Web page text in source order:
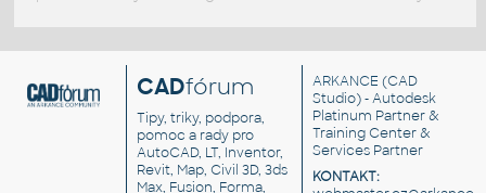
CADfórum
Tipy, triky, podpora,
pomoc a rady pro
AutoCAD, LT, Inventor,
Revit, Map, Civil 3D, 3ds
Max, Fusion, Forma,
ARKANCE (CAD
Studio) - Autodesk
Platinum Partner &
Training Center &
Services Partner
KONTAKT: